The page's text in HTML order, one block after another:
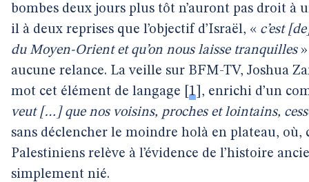
bombes deux jours plus tôt n’auront pas droit à
il à deux reprises que l’objectif d’Israël, « c’est
du Moyen-Orient et qu’on nous laisse tranquilles»
aucune relance. La veille sur BFM-TV, Joshua
mot cet élément de langage
1 , enrichi d’un
veut […] que nos voisins, proches et lointains,
sans déclencher le moindre holà en plateau, où,
Palestiniens relève à l’évidence de l’histoire
simplement nié.